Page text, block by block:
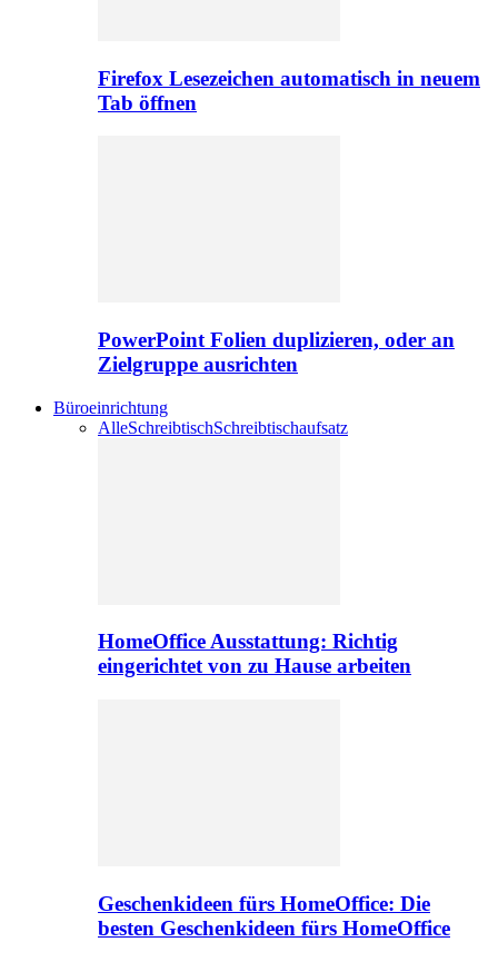
Firefox Lesezeichen automatisch in neuem
Tab öffnen
PowerPoint Folien duplizieren, oder an
Zielgruppe ausrichten
Büroeinrichtung
AlleSchreibtischSchreibtischaufsatz
HomeOffice Ausstattung: Richtig
eingerichtet von zu Hause arbeiten
Geschenkideen fürs HomeOffice: Die
besten Geschenkideen fürs HomeOffice